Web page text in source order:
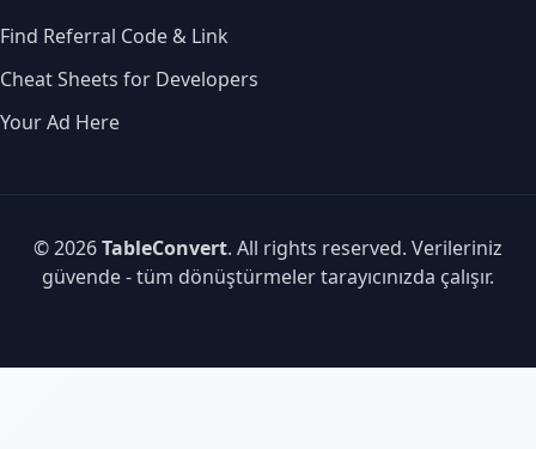
Find Referral Code & Link
Cheat Sheets for Developers
Your Ad Here
© 2026TableConvert. All rights reserved. Verileriniz
güvende - tüm dönüştürmeler tarayıcınızda çalışır.